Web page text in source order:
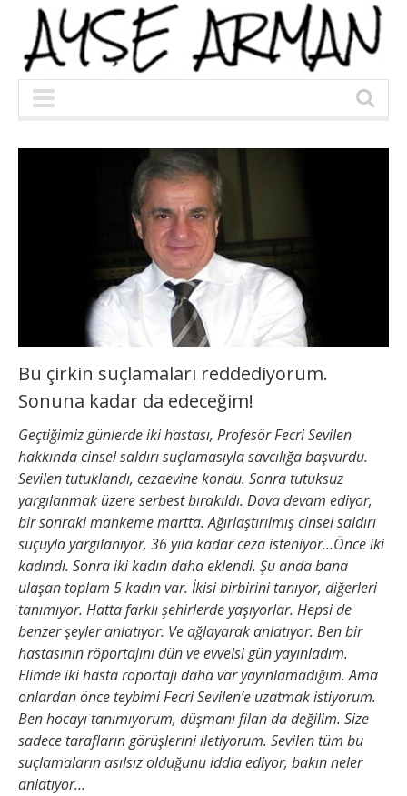
Bu çirkin suçlamaları reddediyorum.
Sonuna kadar da edeceğim!
Geçtiğimiz günlerde iki hastası, Profesör Fecri Sevilen
hakkında cinsel saldırı suçlamasıyla savcılığa başvurdu.
Sevilen tutuklandı, cezaevine kondu. Sonra tutuksuz
yargılanmak üzere serbest bırakıldı. Dava devam ediyor,
bir sonraki mahkeme martta. Ağırlaştırılmış cinsel saldırı
suçuyla yargılanıyor, 36 yıla kadar ceza isteniyor…Önce iki
kadındı. Sonra iki kadın daha eklendi. Şu anda bana
ulaşan toplam 5 kadın var. İkisi birbirini tanıyor, diğerleri
tanımıyor. Hatta farklı şehirlerde yaşıyorlar. Hepsi de
benzer şeyler anlatıyor. Ve ağlayarak anlatıyor. Ben bir
hastasının röportajını dün ve evvelsi gün yayınladım.
Elimde iki hasta röportajı daha var yayınlamadığım. Ama
onlardan önce teybimi Fecri Sevilen’e uzatmak istiyorum.
Ben hocayı tanımıyorum, düşmanı filan da değilim. Size
sadece tarafların görüşlerini iletiyorum. Sevilen tüm bu
suçlamaların asılsız olduğunu iddia ediyor, bakın neler
anlatıyor…